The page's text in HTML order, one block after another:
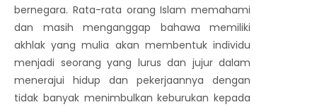
bernegara. Rata-rata orang Islam memahami
dan masih menganggap bahawa memiliki
akhlak yang mulia akan membentuk individu
menjadi seorang yang lurus dan jujur dalam
menerajui hidup dan pekerjaannya dengan
tidak banyak menimbulkan keburukan kepada